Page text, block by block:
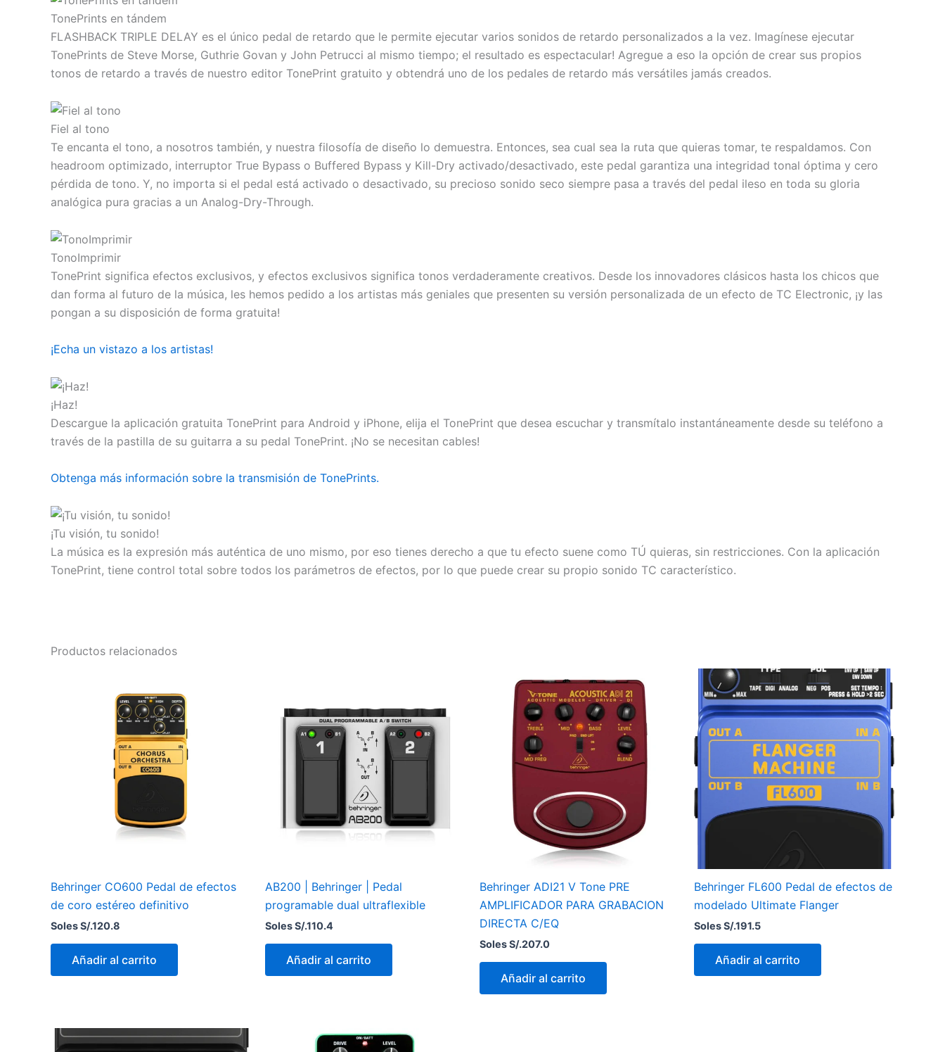
TonePrints en tándem
FLASHBACK TRIPLE DELAY es el único pedal de retardo que le permite ejecutar varios sonidos de retardo personalizados a la vez. Imagínese ejecutar
TonePrints de Steve Morse, Guthrie Govan y John Petrucci al mismo tiempo; el resultado es espectacular! Agregue a eso la opción de crear sus propios
tonos de retardo a través de nuestro editor TonePrint gratuito y obtendrá uno de los pedales de retardo más versátiles jamás creados.
Fiel al tono
Te encanta el tono, a nosotros también, y nuestra filosofía de diseño lo demuestra. Entonces, sea cual sea la ruta que quieras tomar, te respaldamos. Con
headroom optimizado, interruptor True Bypass o Buffered Bypass y Kill-Dry activado/desactivado, este pedal garantiza una integridad tonal óptima y cero
pérdida de tono. Y, no importa si el pedal está activado o desactivado, su precioso sonido seco siempre pasa a través del pedal ileso en toda su gloria
analógica pura gracias a un Analog-Dry-Through.
TonoImprimir
TonePrint significa efectos exclusivos, y efectos exclusivos significa tonos verdaderamente creativos. Desde los innovadores clásicos hasta los chicos que
dan forma al futuro de la música, les hemos pedido a los artistas más geniales que presenten su versión personalizada de un efecto de TC Electronic, ¡y las
pongan a su disposición de forma gratuita!
¡Echa un vistazo a los artistas!
¡Haz!
Descargue la aplicación gratuita TonePrint para Android y iPhone, elija el TonePrint que desea escuchar y transmítalo instantáneamente desde su teléfono a
través de la pastilla de su guitarra a su pedal TonePrint. ¡No se necesitan cables!
Obtenga más información sobre la transmisión de TonePrints.
¡Tu visión, tu sonido!
La música es la expresión más auténtica de uno mismo, por eso tienes derecho a que tu efecto suene como TÚ quieras, sin restricciones. Con la aplicación
TonePrint, tiene control total sobre todos los parámetros de efectos, por lo que puede crear su propio sonido TC característico.
Productos relacionados
Behringer CO600 Pedal de efectos
de coro estéreo definitivo
Soles S/.120.8
Añadir al carrito
AB200 | Behringer | Pedal
programable dual ultraflexible
Soles S/.110.4
Añadir al carrito
Behringer ADI21 V Tone PRE
AMPLIFICADOR PARA GRABACION
DIRECTA C/EQ
Soles S/.207.0
Añadir al carrito
Behringer FL600 Pedal de efectos de
modelado Ultimate Flanger
Soles S/.191.5
Añadir al carrito